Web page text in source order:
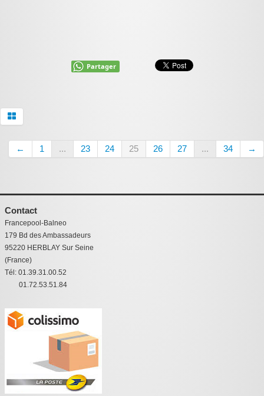
Partager
← 1 ... 23 24 25 26 27 ... 34 →
Contact
Francepool-Balneo
179 Bd des Ambassadeurs
95220 HERBLAY Sur Seine
(France)
Tél: 01.39.31.00.52
01.72.53.51.84